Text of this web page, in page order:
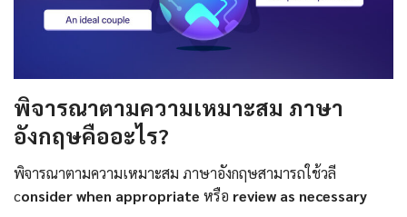
พิจารณาตามความเหมาะสม ภาษา
อังกฤษคืออะไร?
พิจารณาตามความเหมาะสม ภาษาอังกฤษสามารถใช้วลี
consider when appropriate หรือ review as necessary